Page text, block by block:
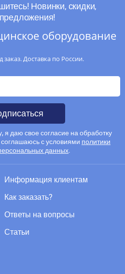
Новинки, скидки,
оборудование
Доставка по России.
я даю свое согласие на обработку
с условиями политики
данных.
Информация клиентам
Как заказать?
Ответы на вопросы
Статьи